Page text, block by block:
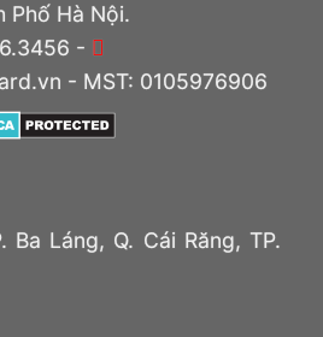
Phố Hà Nội.
-
- MST: 0105976906
Ba Láng, Q. Cái Răng, TP.